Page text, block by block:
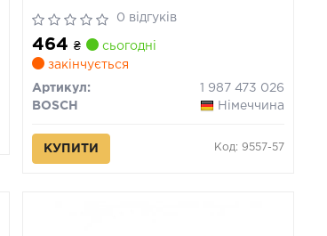
0 відгуків
464₴
сьогодні
закінчується
Артикул:
1 987 473 026
BOSCH
Німеччина
КУПИТИ Код: 9557-57